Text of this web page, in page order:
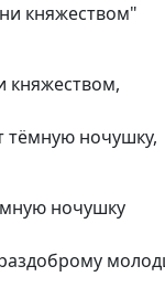
княжеством"
княжеством,
тёмную ночушку,
ночушку